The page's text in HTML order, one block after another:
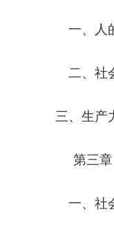
一、人
二、社
三、生产
第三
一、社